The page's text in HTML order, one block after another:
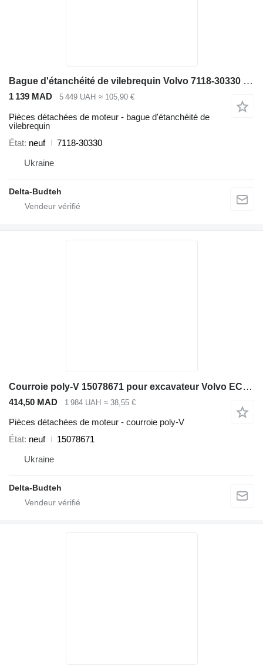
Bague d'étanchéité de vilebrequin Volvo 7118-30330 pour excavateur Volvo EC210 LC
1 139 MAD 5 449 UAH ≈ 105,90 €
Pièces détachées de moteur - bague d'étanchéité de
vilebrequin
État neuf
7118-30330
Ukraine
Delta-Budteh
Courroie poly-V 15078671 pour excavateur Volvo EC210B LC
414,50 MAD 1 984 UAH ≈ 38,55 €
Pièces détachées de moteur - courroie poly-V
État neuf
15078671
Ukraine
Delta-Budteh